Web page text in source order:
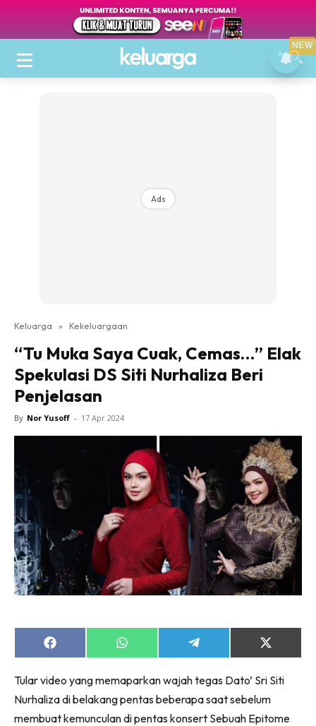
Ads
Keluarga » Kekeluargaan
“Tu Muka Saya Cuak, Cemas…” Elak
Spekulasi DS Siti Nurhaliza Beri
Penjelasan
By Nor Yusoff - 17 Apr 2024
Share
on
Share
on
Share
on
Share
on
(Twitter)
Tular video yang memaparkan wajah tegas Dato’ Sri Siti
Nurhaliza di belakang pentas beberapa saat sebelum
membuat kemunculan di pentas konsert Sebuah Epitome
NEW